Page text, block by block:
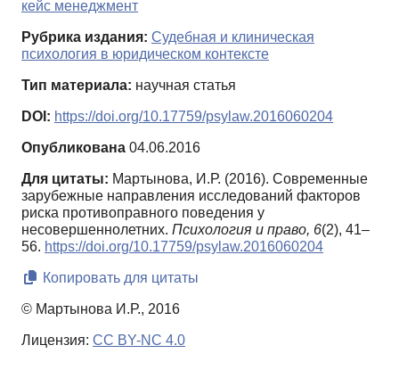
кейс менеджмент
Рубрика издания: Судебная и клиническая
психология в юридическом контексте
Тип материала: научная статья
DOI: https://doi.org/10.17759/psylaw.2016060204
Опубликована 04.06.2016
Для цитаты: Мартынова, И.Р. (2016). Современные
зарубежные направления исследований факторов
риска противоправного поведения у
несовершеннолетних. Психология и право, 6(2), 41–
56. https://doi.org/10.17759/psylaw.2016060204
Копировать для цитаты
© Мартынова И.Р., 2016
Лицензия: CC BY-NC 4.0